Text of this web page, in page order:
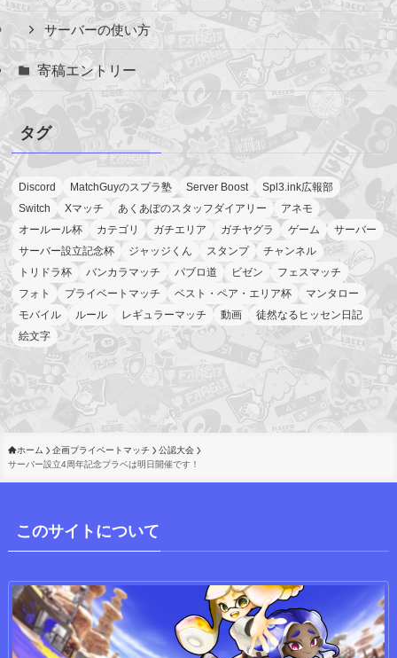
サーバーの使い方
寄稿エントリー
タグ
Discord MatchGuyのスプラ塾 Server Boost
Spl3.ink広報部
Switch
Xマッチ あくあぽのスタッフダイアリー
アネモ
オールール杯
カテゴリ ガチエリア ガチヤグラ ゲーム
サーバー
サーバー設立記念杯
ジャッジくん スタンプ
チャンネル
トリドラ杯
バンカラマッチ パブロ道 ビゼン
フェスマッチ
フォト
プライベートマッチ ベスト・ペア・エリア杯
マンタロー
モバイル
ルール レギュラーマッチ 動画
徒然なるヒッセン日記
絵文字
ホーム 企画プライベートマッチ
公認大会
サーバー設立4周年記念プラベは明日開催です！
このサイトについて